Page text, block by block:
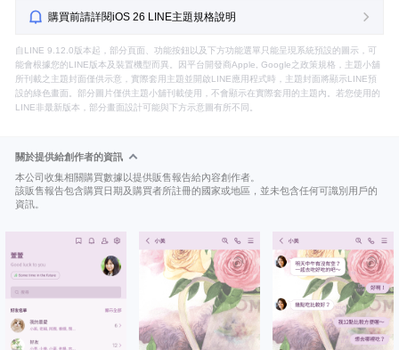
購買前請詳閱iOS 26 LINE主題規格說明
自LINE 9.12.0版本起，部分頁面、功能按鈕以及下方功能選單只能呈現系統預設的圖示，可
能會根據您的LINE版本及裝置機型而異。因平台開發商Apple, Google之政策規格，主題小舖
所刊載之主題封面僅供示意，實際套用主題並開啟LINE應用程式時，主題封面將顯示LINE預
設的綠色畫面。部分圖片僅供主題小舖刊載使用，不會顯示在實際套用的主題內。若您使用的
LINE非最新版本，部分畫面設計可能與下方示意圖有所不同。
關於提供給創作者的資訊
本公司收集相關購買數據以提供販售報告給內容創作者。
該販售報告包含購買日期及購買者所註冊的國家或地區，並未包含任何可識別用戶的
資訊。